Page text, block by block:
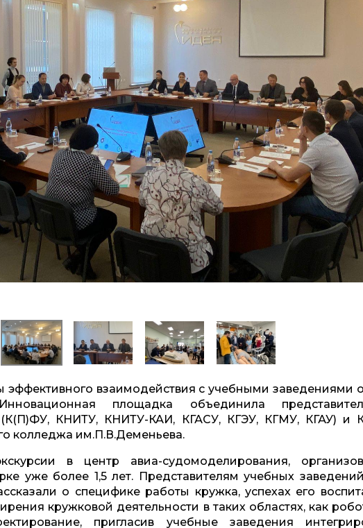
эффективного взаимодействия с учебными заведениями
площадка объединила
(К(П)ФУ, КНИТУ, КНИТУ-КАИ, КГАСУ, КГЭУ, КГМУ, КГАУ) и
колледжа им.П.В.Деменьева.
в центр авиа-судомоделирования,
уже более 1,5 лет. Представителям учебных
о специфике работы кружка, успехах его
кружковой деятельности в таких областях, как
пригласив учебные заведения